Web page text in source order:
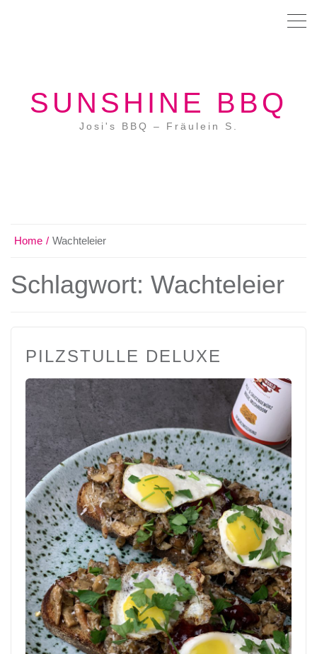
SUNSHINE BBQ
Josi's BBQ – Fräulein S.
Home Wachteleier
Schlagwort: Wachteleier
PILZSTULLE DELUXE